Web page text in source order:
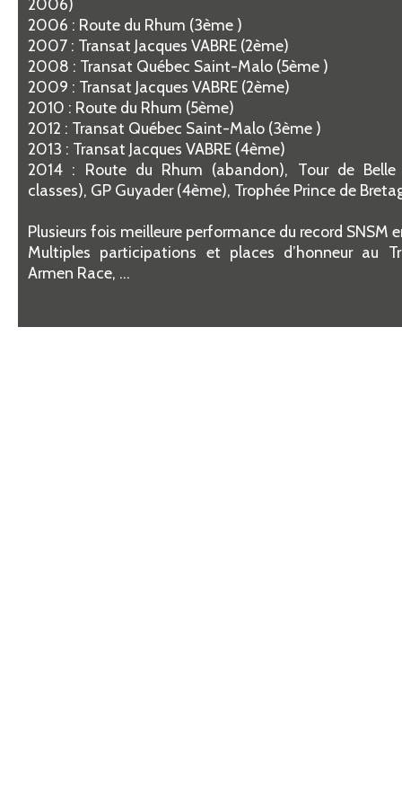
2006)
2006 : Route du Rhum (3ème )
2007 : Transat Jacques VABRE (2ème)
2008 : Transat Québec Saint-Malo (5ème )
2009 : Transat Jacques VABRE (2ème)
2010 : Route du Rhum (5ème)
2012 : Transat Québec Saint-Malo (3ème )
2013 : Transat Jacques VABRE (4ème)
2014 : Route du Rhum (abandon), Tour de
classes), GP Guyader (4ème), Trophée Prince de
Plusieurs fois meilleure performance du record SNSM
Multiples participations et places d’honneur au
Armen Race, …